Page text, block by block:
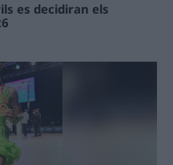
es decidiran els